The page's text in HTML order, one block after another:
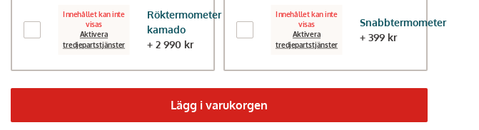
rostfritt 40x30 cm
149 kr
rostfritt stål
Innehållet kan inte
visas
Aktivera
tredjepartstjänster
Röktermometer
kamado
+ 2 990 kr
Innehållet kan inte
visas
Aktivera
tredjepartstjänster
Snabbtermometer
+ 399 kr
Lägg i varukorgen